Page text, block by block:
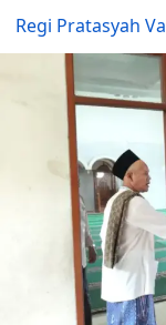
Regi Pratasyah